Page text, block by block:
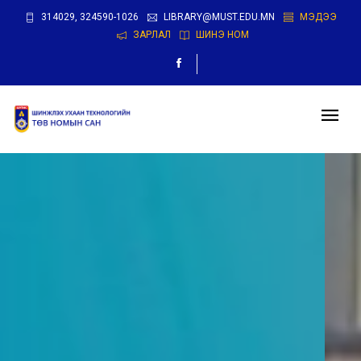
314029, 324590-1026 LIBRARY@MUST.EDU.MN
МЭДЭЭ
ЗАРЛАЛ
ШИНЭ НОМ